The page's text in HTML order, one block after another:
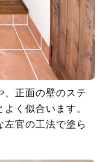
、正面の壁のステ
く似合います。
左官の工法で塗ら